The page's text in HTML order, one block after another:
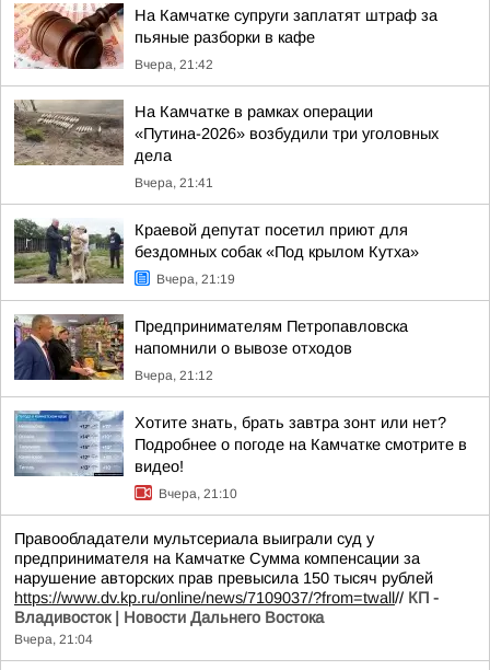
На Камчатке супруги заплатят штраф за
пьяные разборки в кафе
Вчера, 21:42
На Камчатке в рамках операции
«Путина-2026» возбудили три уголовных
дела
Вчера, 21:41
Краевой депутат посетил приют для
бездомных собак «Под крылом Кутха»
Вчера, 21:19
Предпринимателям Петропавловска
напомнили о вывозе отходов
Вчера, 21:12
Хотите знать, брать завтра зонт или нет?
Подробнее о погоде на Камчатке смотрите в
видео!
Вчера, 21:10
Правообладатели мультсериала выиграли суд у
предпринимателя на Камчатке Сумма компенсации за
нарушение авторских прав превысила 150 тысяч рублей
https://www.dv.kp.ru/online/news/7109037/?from=twall// КП -
Владивосток | Новости Дальнего Востока
Вчера, 21:04